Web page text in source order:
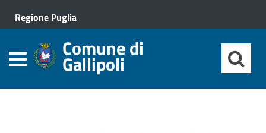
Regione Puglia
Comune di
Gallipoli